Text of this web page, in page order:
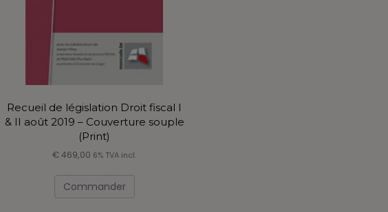
Recueil de législation Droit fiscal I
& II août 2019 – Couverture souple
(Print)
€469,00 6% TVA incl.
Commander